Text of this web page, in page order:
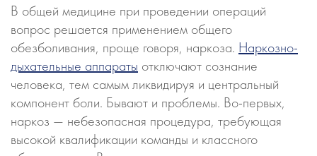
В общей медицине при проведении операций
вопрос решается применением общего
обезболивания, проще говоря, наркоза. Наркозно-
дыхательные аппараты отключают сознание
человека, тем самым ликвидируя и центральный
компонент боли. Бывают и проблемы. Во-первых,
наркоз — небезопасная процедура, требующая
высокой квалификации команды и классного